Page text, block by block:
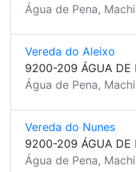
Água de Pena,
Vereda do Aleixo
9200-209 ÁGUA DE
Água de Pena,
Vereda do Nunes
9200-209 ÁGUA DE
Água de Pena,